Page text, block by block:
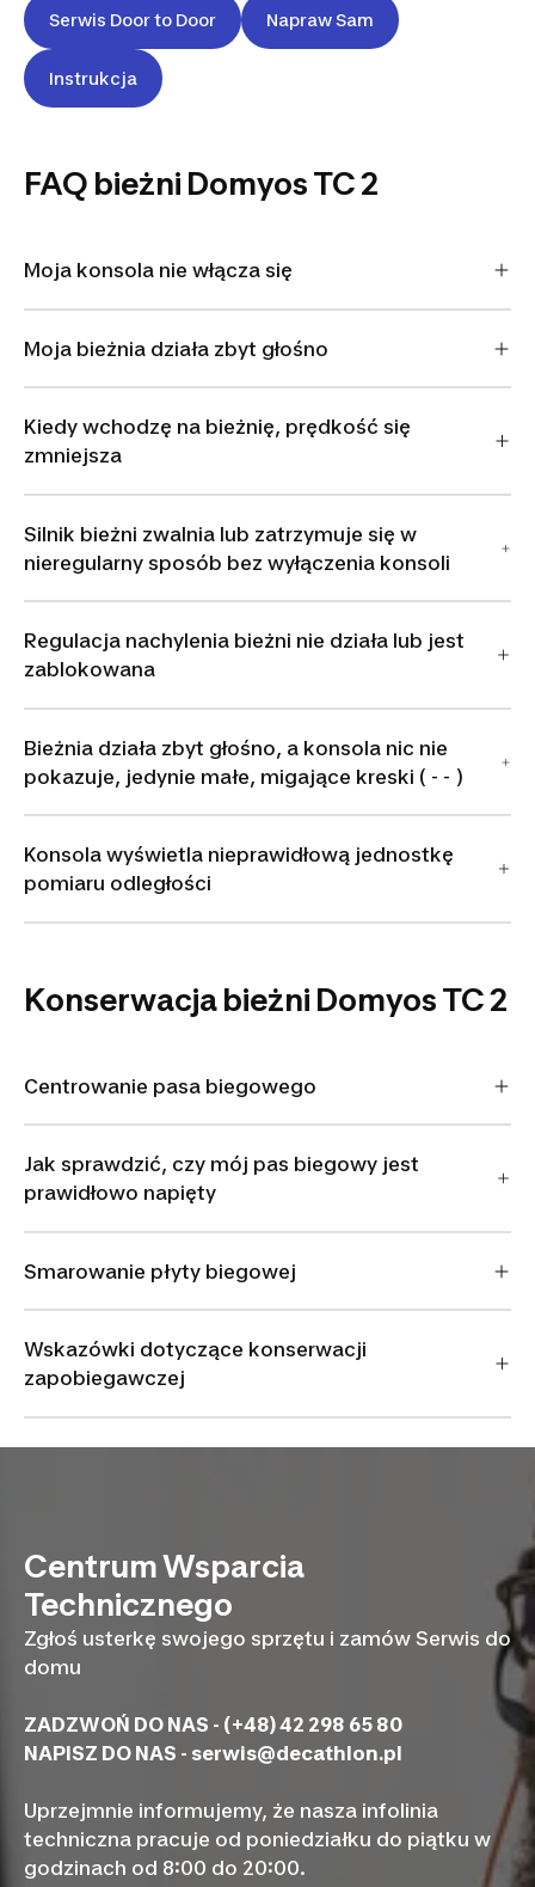
Serwis Door to Door Napraw Sam
Instrukcja
FAQ bieżni Domyos TC 2
Moja konsola nie włącza się
Moja bieżnia działa zbyt głośno
Kiedy wchodzę na bieżnię, prędkość się
zmniejsza
Silnik bieżni zwalnia lub zatrzymuje się w
nieregularny sposób bez wyłączenia konsoli
Regulacja nachylenia bieżni nie działa lub jest
zablokowana
Bieżnia działa zbyt głośno, a konsola nic nie
pokazuje, jedynie małe, migające kreski ( - - )
Konsola wyświetla nieprawidłową jednostkę
pomiaru odległości
Konserwacja bieżni Domyos TC 2
Centrowanie pasa biegowego
Jak sprawdzić, czy mój pas biegowy jest
prawidłowo napięty
Smarowanie płyty biegowej
Wskazówki dotyczące konserwacji
zapobiegawczej
Centrum Wsparcia
Technicznego
Zgłoś usterkę swojego sprzętu i zamów Serwis do
domu
ZADZWOŃ DO NAS - (+48) 42 298 65 80
NAPISZ DO NAS - serwis@decathlon.pl
Uprzejmnie informujemy, że nasza infolinia
techniczna pracuje od poniedziałku do piątku w
godzinach od 8:00 do 20:00.